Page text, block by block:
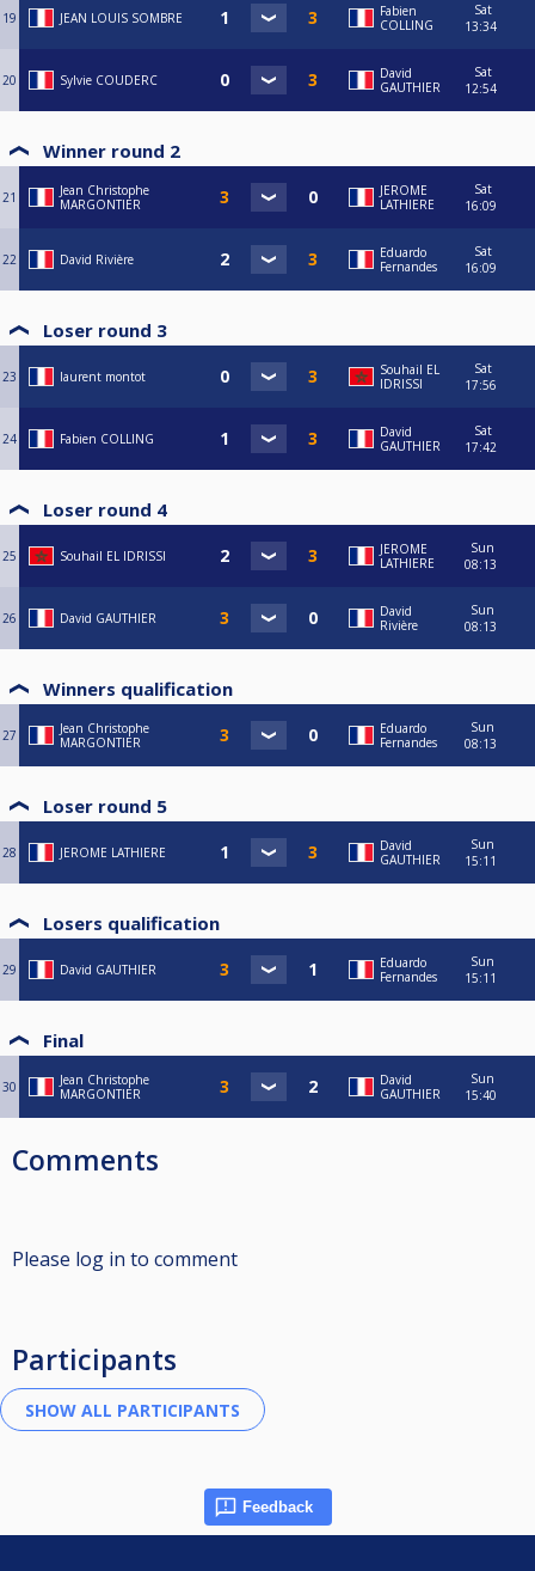
19 JEAN LOUIS SOMBRE
Fabien
COLLING
Sat
13:34
20 Sylvie COUDERC
David
GAUTHIER
Sat
12:54
Winner round 2
21
Jean Christophe
MARGONTIER
JEROME
LATHIERE
Sat
16:09
22 David Rivière
Eduardo
Fernandes
Sat
16:09
Loser round 3
23 laurent montot
Souhail EL
IDRISSI
Sat
17:56
24 Fabien COLLING
David
GAUTHIER
Sat
17:42
Loser round 4
25 Souhail EL IDRISSI
JEROME
LATHIERE
Sun
08:13
26 David GAUTHIER
David
Rivière
Sun
08:13
Winners qualification
27
Jean Christophe
MARGONTIER
Eduardo
Fernandes
Sun
08:13
Loser round 5
28 JEROME LATHIERE
David
GAUTHIER
Sun
15:11
Losers qualification
29 David GAUTHIER
Eduardo
Fernandes
Sun
15:11
Final
30
Jean Christophe
MARGONTIER
David
GAUTHIER
Sun
15:40
Comments
Please log in to comment
Participants
Feedback